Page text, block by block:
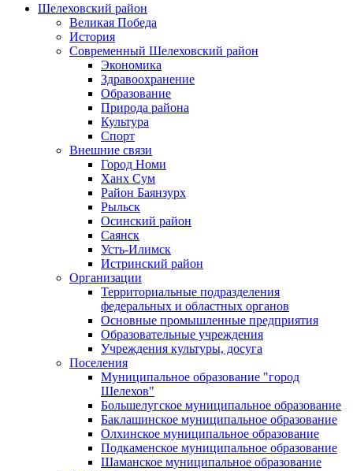
Шелеховский район
Великая Победа
История
Современный Шелеховский район
Экономика
Здравоохранение
Образование
Природа района
Культура
Спорт
Внешние связи
Город Номи
Ханх Сум
Район Баянзурх
Рыльск
Осинский район
Саянск
Усть-Илимск
Истринский район
Организации
Территориальные подразделения
федеральных и областных органов
Основные промышленные предприятия
Образовательные учреждения
Учреждения культуры, досуга
Поселения
Муниципальное образование "город
Шелехов"
Большелугское муниципальное образование
Баклашинское муниципальное образование
Олхинское муниципальное образование
Подкаменское муниципальное образование
Шаманское муниципальное образование